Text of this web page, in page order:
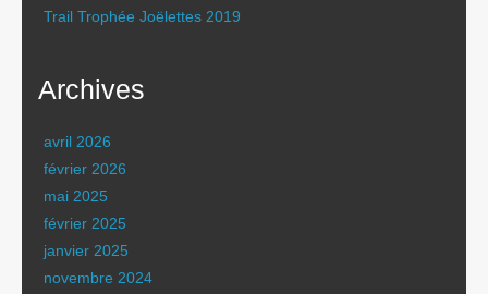
Trail Trophée Joëlettes 2019
Archives
avril 2026
février 2026
mai 2025
février 2025
janvier 2025
novembre 2024